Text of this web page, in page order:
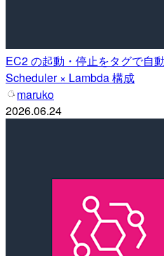
EC2 の起動・停止をタグで自
Scheduler × Lambda 構成
maruko
2026.06.24